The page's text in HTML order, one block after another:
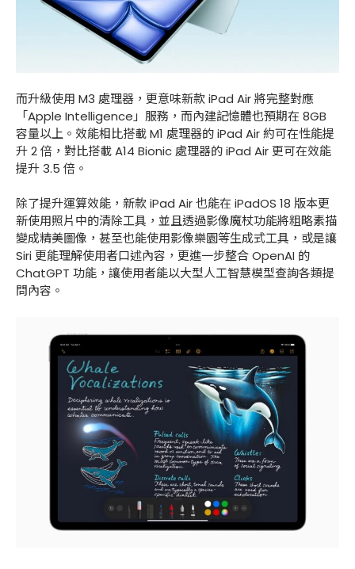
而升級使用 M3 處理器，更意味新款 iPad Air 將完整對應
「Apple Intelligence」服務，而內建記憶體也預期在 8GB
容量以上。效能相比搭載 M1 處理器的 iPad Air 約可在性能提
升 2 倍，對比搭載 A14 Bionic 處理器的 iPad Air 更可在效能
提升 3.5 倍。
除了提升運算效能，新款 iPad Air 也能在 iPadOS 18 版本更
新使用照片中的清除工具，並且透過影像魔杖功能將粗略素描
變成精美圖像，甚至也能使用影像樂園等生成式工具，或是讓
Siri 更能理解使用者口述內容，更進一步整合 OpenAI 的
ChatGPT 功能，讓使用者能以大型人工智慧模型查詢各類提
問內容。